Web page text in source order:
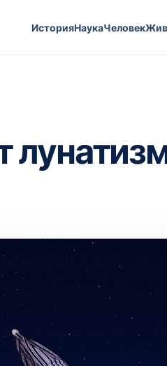
ИсторияНаукаЧеловек